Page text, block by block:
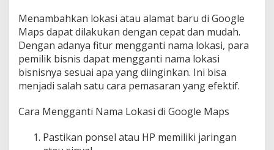
Menambahkan lokasi atau alamat baru di Google
Maps dapat dilakukan dengan cepat dan mudah.
Dengan adanya fitur mengganti nama lokasi, para
pemilik bisnis dapat mengganti nama lokasi
bisnisnya sesuai apa yang diinginkan. Ini bisa
menjadi salah satu cara pemasaran yang efektif.
Cara Mengganti Nama Lokasi di Google Maps
Pastikan ponsel atau HP memiliki jaringan